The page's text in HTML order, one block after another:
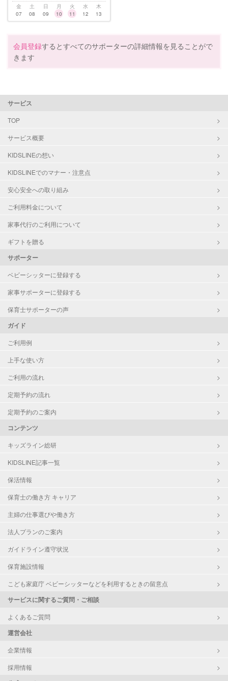
金
07
土
08
日
09
月
10
火
11
水
12
木
13
会員登録するとすべてのサポーターの詳細情報を見ることがで
きます
サービス
TOP
サービス概要
KIDSLINEの想い
KIDSLINEでのマナー・注意点
安心安全への取り組み
ご利用料金について
家事代行のご利用について
ギフトを贈る
サポーター
ベビーシッターに登録する
家事サポーターに登録する
保育士サポーターの声
ガイド
ご利用例
上手な使い方
ご利用の流れ
定期予約の流れ
定期予約のご案内
コンテンツ
キッズライン総研
KIDSLINE記事一覧
保活情報
保育士の働き方 キャリア
主婦の仕事選びや働き方
法人プランのご案内
ガイドライン遵守状況
保育施設情報
こども家庭庁 ベビーシッターなどを利用するときの留意点
サービスに関するご質問・ご相談
よくあるご質問
運営会社
企業情報
採用情報